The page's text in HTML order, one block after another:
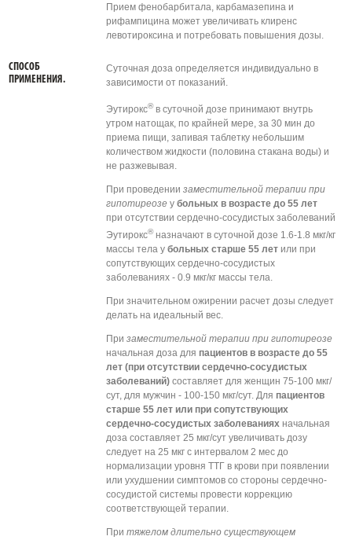
Прием фенобарбитала, карбамазепина и
рифампицина может увеличивать клиренс
левотироксина и потребовать повышения дозы.
СПОСОБ
ПРИМЕНЕНИЯ.
Суточная доза определяется индивидуально в
зависимости от показаний.
Эутирокс®в суточной дозе принимают внутрь
утром натощак, по крайней мере, за 30 мин до
приема пищи, запивая таблетку небольшим
количеством жидкости (половина стакана воды) и
не разжевывая.
При проведении заместительной терапии при
гипотиреозеу больных в возрасте до 55 лет
при отсутствии сердечно-сосудистых заболеваний
Эутирокс®назначают в суточной дозе 1.6-1.8 мкг/кг
массы тела у больных старше 55 летили при
сопутствующих сердечно-сосудистых
заболеваниях - 0.9 мкг/кг массы тела.
При значительном ожирении расчет дозы следует
делать на идеальный вес.
При заместительной терапии при гипотиреозе
начальная доза для пациентов в возрасте до 55
лет (при отсутствии сердечно-сосудистых
заболеваний)составляет для женщин 75-100 мкг/
сут, для мужчин - 100-150 мкг/сут. Для пациентов
старше 55 лет или при сопутствующих
сердечно-сосудистых заболеванияхначальная
доза составляет 25 мкг/сут увеличивать дозу
следует на 25 мкг с интервалом 2 мес до
нормализации уровня ТТГ в крови при появлении
или ухудшении симптомов со стороны сердечно-
сосудистой системы провести коррекцию
соответствующей терапии.
При тяжелом длительно существующем